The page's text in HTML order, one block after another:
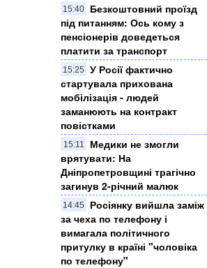
15:40
Безкоштовний проїзд
під питанням: Ось кому з
пенсіонерів доведеться
платити за транспорт
15:25
У Росії фактично
стартувала прихована
мобілізація - людей
заманюють на контракт
повістками
15:11
Медики не змогли
врятувати: На
Дніпропетровщині трагічно
загинув 2-річний малюк
14:45
Росіянку вийшла заміж
за чеха по телефону і
вимагала політичного
притулку в країні "чоловіка
по телефону"